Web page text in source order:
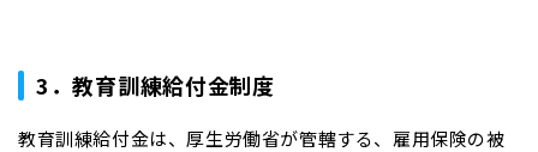
3．教育訓練給付金制度
教育訓練給付金は、厚生労働省が管轄する、雇用保険の被